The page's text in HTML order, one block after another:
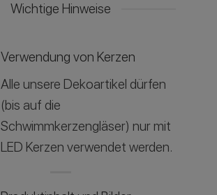
Wichtige Hinweise
Verwendung von Kerzen
Alle unsere Dekoartikel dürfen
(bis auf die
Schwimmkerzengläser) nur mit
LED Kerzen verwendet werden.